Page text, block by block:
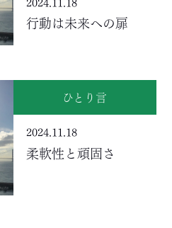
行動は未来への扉
ひとり言
2024.11.18
柔軟性と頑固さ